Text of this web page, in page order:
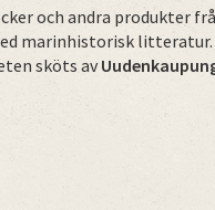
och andra produkter
marinhistorisk
sköts av